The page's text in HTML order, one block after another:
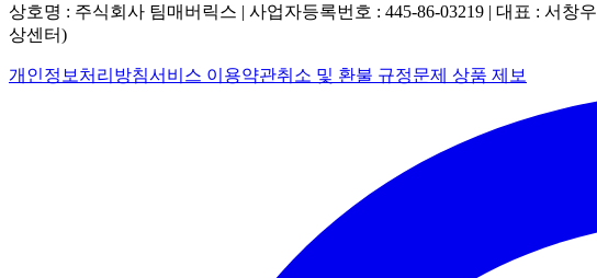
상호명 : 주식회사 팀매버릭스 | 사업자등록번호 : 445-86-03219 | 대표 : 서창우
상센터)
개인정보처리방침서비스 이용약관취소 및 환불 규정문제 상품 제보